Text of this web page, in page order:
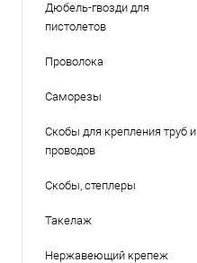
Дюбель-гвозди для
пистолетов
Проволока
Саморезы
Скобы для крепления труб и
проводов
Скобы, степлеры
Такелаж
Нержавеющий крепеж